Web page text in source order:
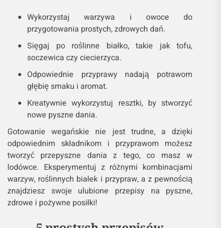
Wykorzystaj warzywa i owoce do
przygotowania prostych, zdrowych dań.
Sięgaj po roślinne białko, takie jak tofu,
soczewica czy ciecierzyca.
Odpowiednie przyprawy nadają potrawom
głębię smaku i aromat.
Kreatywnie wykorzystuj resztki, by stworzyć
nowe pyszne dania.
Gotowanie wegańskie nie jest trudne, a dzięki
odpowiednim składnikom i przyprawom możesz
tworzyć przepyszne dania z tego, co masz w
lodówce. Eksperymentuj z różnymi kombinacjami
warzyw, roślinnych białek i przypraw, a z pewnością
znajdziesz swoje ulubione przepisy na pyszne,
zdrowe i pożywne posiłki!